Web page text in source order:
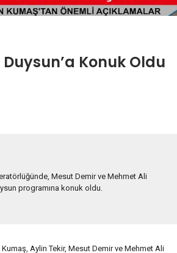
Konuk Oldu
Mesut Demir ve Mehmet Ali
programına konuk oldu.
Kumaş, Aylin Tekir, Mesut Demir ve Mehmet Ali